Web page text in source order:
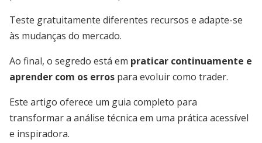
Teste gratuitamente diferentes recursos e adapte-se
às mudanças do mercado.
Ao final, o segredo está em praticar continuamente e
aprender com os erros para evoluir como trader.
Este artigo oferece um guia completo para
transformar a análise técnica em uma prática acessível
e inspiradora.